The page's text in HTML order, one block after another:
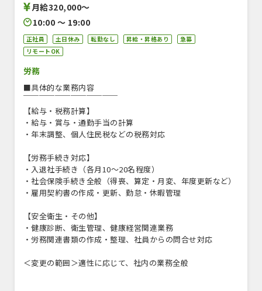
月給320,000〜
10:00 〜 19:00
正社員 土日休み 転勤なし 昇給・昇格あり
急募
リモートOK
労務
■具体的な業務内容
￣￣￣￣￣￣￣￣￣￣￣￣
【給与・税務計算】
・給与・賞与・通勤手当の計算
・年末調整、個人住民税などの税務対応
【労務手続き対応】
・入退社手続き（各月10～20名程度）
・社会保険手続き全般（得喪、算定・月変、年度更新など）
・雇用契約書の作成・更新、勤怠・休暇管理
【安全衛生・その他】
・健康診断、衛生管理、健康経営関連業務
・労務関連書類の作成・整理、社員からの問合せ対応
＜変更の範囲＞適性に応じて、社内の業務全般